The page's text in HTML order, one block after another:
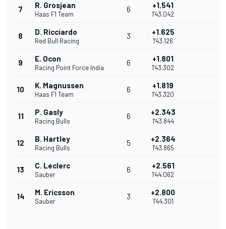
7 R. Grosjean
Haas F1 Team
6 +1.541
1'43.042
8 D. Ricciardo
Red Bull Racing
3 +1.625
1'43.126
9 E. Ocon
Racing Point Force India
6 +1.801
1'43.302
10 K. Magnussen
Haas F1 Team
6 +1.819
1'43.320
11 P. Gasly
Racing Bulls
6 +2.343
1'43.844
12 B. Hartley
Racing Bulls
5 +2.364
1'43.865
13 C. Leclerc
Sauber
6 +2.561
1'44.062
14 M. Ericsson
Sauber
3 +2.800
1'44.301